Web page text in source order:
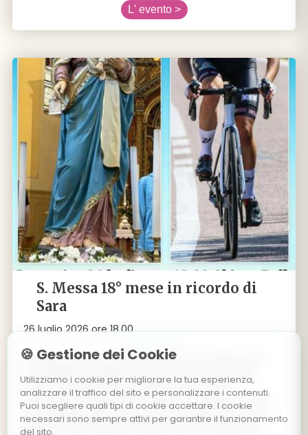
L' evento >
S. Messa 18° mese in ricordo di
Sara
26 luglio 2026 ore 18.00
26 luglio 2025 ore 18.00 Palù di Giovo: S. Messa a 18
Sagra Patronale della Madonna del Carmelo.
Domenica 26 luglio alle ore 18.00, in occasione della
tradizionale Sagra della patrona di Palù di Giovo, la
Madonna del Carmelo (insieme a San Valentino),
🍪 Gestione dei Cookie
Utilizziamo i cookie per migliorare la tua esperienza,
analizzare il traffico del sito e personalizzare i contenuti.
Puoi scegliere quali tipi di cookie accettare. I cookie
necessari sono sempre attivi per garantire il funzionamento
del sito.